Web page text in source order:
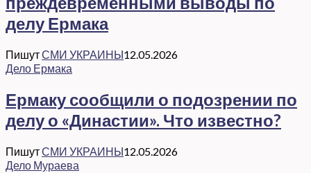
делу Ермака
ПишутСМИ УКРАИНЫ12.05.2026
Дело Ермака
Ермаку сообщили о подозрении по
делу о «Династии». Что известно?
ПишутСМИ УКРАИНЫ12.05.2026
Дело Мураева